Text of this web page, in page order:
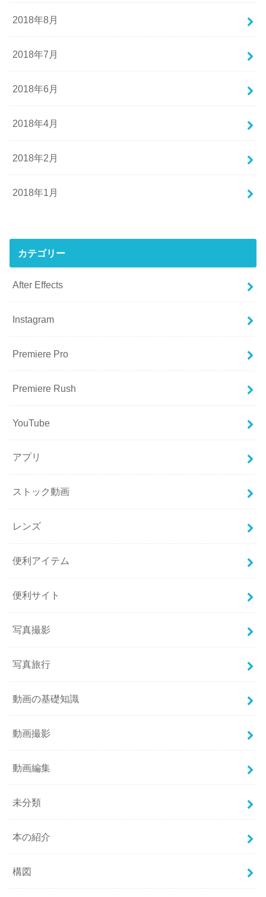
2018年8月
2018年7月
2018年6月
2018年4月
2018年2月
2018年1月
カテゴリー
After Effects
Instagram
Premiere Pro
Premiere Rush
YouTube
アプリ
ストック動画
レンズ
便利アイテム
便利サイト
写真撮影
写真旅行
動画の基礎知識
動画撮影
動画編集
未分類
本の紹介
構図